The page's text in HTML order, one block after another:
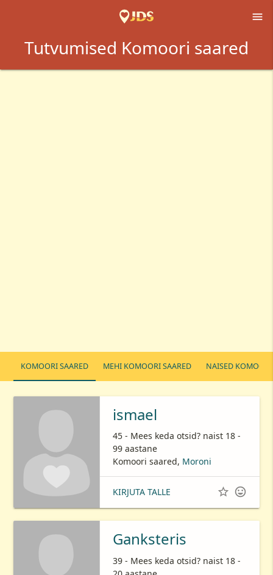

Tutvumised Komoori saared
KOMOORI SAARED MEHI KOMOORI SAARED NAISED
ismael
45 - Mees keda otsid? naist 18 -
99 aastane
Komoori saared, Moroni
KIRJUTA TALLE  
Ganksteris
39 - Mees keda otsid? naist 18 -